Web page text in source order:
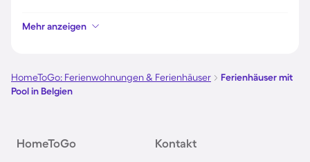
Ferienhäuser mit Pool am Gardasee
Ferienhäuser mit Pool an der Nordsee
Ferienhäuser mit Pool im Allgäu
Mehr anzeigen
HomeToGo: Ferienwohnungen & Ferienhäuser
Ferienhäuser mit
Pool in Belgien
HomeToGo Kontakt